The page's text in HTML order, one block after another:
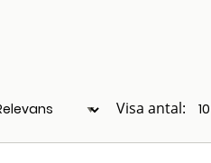
Visa antal: